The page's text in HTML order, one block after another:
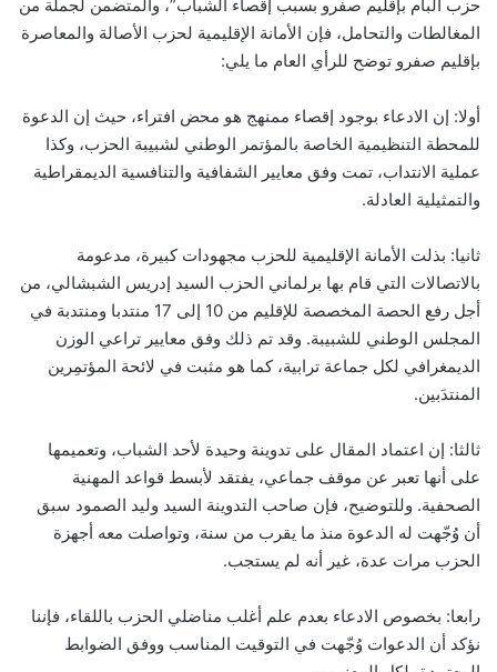
حزب البام بإقليم صفرو بسبب إقصاء الشباب”، والمتضمن لجملة من
المغالطات والتحامل، فإن الأمانة الإقليمية لحزب الأصالة والمعاصرة
بإقليم صفرو توضح للرأي العام ما يلي:
أولا: إن الادعاء بوجود إقصاء ممنهج هو محض افتراء، حيث إن الدعوة
للمحطة التنظيمية الخاصة بالمؤتمر الوطني لشبيبة الحزب، وكذا
عملية الانتداب، تمت وفق معايير الشفافية والتنافسية الديمقراطية
والتمثيلية العادلة.
ثانيا: بذلت الأمانة الإقليمية للحزب مجهودات كبيرة، مدعومة
بالاتصالات التي قام بها برلماني الحزب السيد إدريس الشبشالي، من
أجل رفع الحصة المخصصة للإقليم من 10 إلى 17 منتدبا ومنتدبة في
المجلس الوطني للشبيبة. وقد تم ذلك وفق معايير تراعي الوزن
الديمغرافي لكل جماعة ترابية، كما هو مثبت في لائحة المؤتمِرين
المنتدَبين.
ثالثا: إن اعتماد المقال على تدوينة وحيدة لأحد الشباب، وتعميمها
على أنها تعبر عن موقف جماعي، يفتقد لأبسط قواعد المهنية
الصحفية. وللتوضيح، فإن صاحب التدوينة السيد وليد الصمود سبق
أن وُجّهت له الدعوة منذ ما يقرب من سنة، وتواصلت معه أجهزة
الحزب مرات عدة، غير أنه لم يستجب.
رابعا: بخصوص الادعاء بعدم علم أغلب مناضلي الحزب باللقاء، فإننا
نؤكد أن الدعوات وُجّهت في التوقيت المناسب ووفق الضوابط